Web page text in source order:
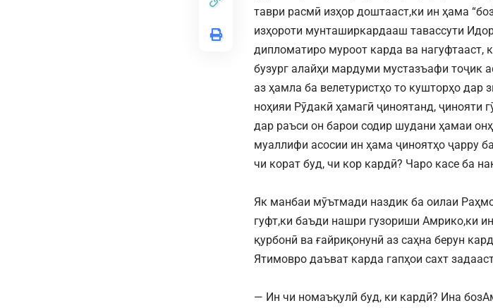
таври расмӣ изҳор доштааст,ки ин ҳама
изҳороти мунташиркардааш тавассути
дипломатиро муроот карда ва нагуфтааст,
бузург алайҳи мардуми мустазъафи тоҷик
аз ҳамла ба велетуристҳо то кушторҳо дар
ноҳияи Рӯдакӣ ҳамагӣ ҷиноятанд, ҷинояти
дар раъси он барои содир шудани ҳамаи
муаллифи асосии ин ҳама ҷиноятҳо ҷарру
чи корат буд, чи кор кардӣ? Чаро касе ба
Як манбаи мӯътмади наздик ба оилаи
гуфт,ки баъди нашри гузориши Амрико,ки
қурбонӣ ва ғайриқонунӣ аз саҳна берун
Ятимовро даъват карда гапҳои сахт
— Ин чи номаъқулӣ буд, ки кардӣ? Ина